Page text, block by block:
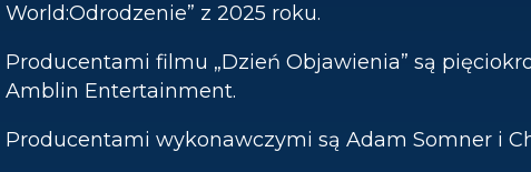
World:Odrodzenie” z 2025 roku.
Producentami filmu „Dzień Objawienia” są
Amblin Entertainment.
Producentami wykonawczymi są Adam Somner i